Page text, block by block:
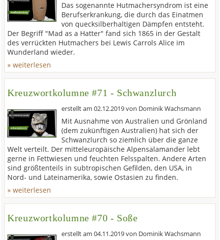
Das sogenannte Hutmachersyndrom ist eine
Berufserkrankung, die durch das Einatmen
von quecksilberhaltigen Dämpfen entsteht.
Der Begriff "Mad as a Hatter" fand sich 1865 in der Gestalt
des verrückten Hutmachers bei Lewis Carrols Alice im
Wunderland wieder.
» weiterlesen
Kreuzwortkolumne #71 - Schwanzlurch
erstellt am02.12.2019von Dominik Wachsmann
Mit Ausnahme von Australien und Grönland
(dem zukünftigen Australien) hat sich der
Schwanzlurch so ziemlich über die ganze
Welt verteilt. Der mitteleuropäische Alpensalamander lebt
gerne in Fettwiesen und feuchten Felsspalten. Andere Arten
sind größtenteils in subtropischen Gefilden, den USA, in
Nord- und Lateinamerika, sowie Ostasien zu finden.
» weiterlesen
Kreuzwortkolumne #70 - Soße
erstellt am04.11.2019von Dominik Wachsmann